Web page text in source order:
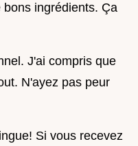
ingrédients. Ça
J'ai compris que
N'ayez pas peur
Si vous recevez